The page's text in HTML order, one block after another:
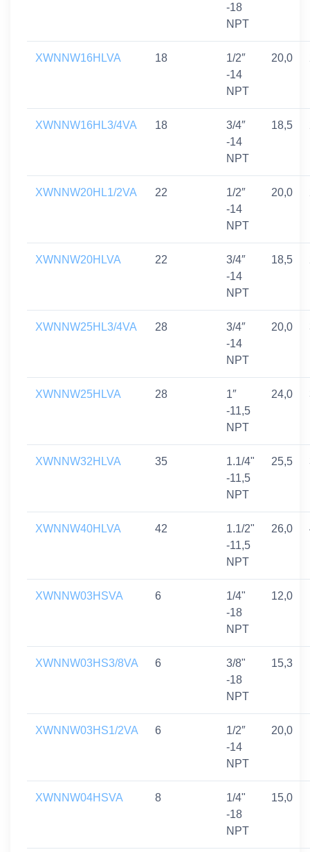
-18
NPT
XWNNW16HLVA 18
1/2″
-14
NPT
20,0
XWNNW16HL3/4VA 18
3/4″
-14
NPT
18,5
XWNNW20HL1/2VA 22
1/2″
-14
NPT
20,0
XWNNW20HLVA 22
3/4″
-14
NPT
18,5
XWNNW25HL3/4VA 28
3/4″
-14
NPT
20,0
XWNNW25HLVA 28
1″
-11,5
NPT
24,0
XWNNW32HLVA 35
1.1/4"
-11,5
NPT
25,5
XWNNW40HLVA 42
1.1/2"
-11,5
NPT
26,0
XWNNW03HSVA 6
1/4"
-18
NPT
12,0
XWNNW03HS3/8VA 6
3/8"
-18
NPT
15,3
XWNNW03HS1/2VA 6
1/2″
-14
NPT
20,0
XWNNW04HSVA 8
1/4"
-18
NPT
15,0